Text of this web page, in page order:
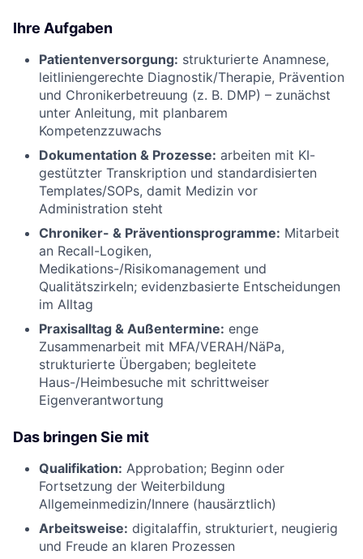
Ihre Aufgaben
Patientenversorgung: strukturierte Anamnese,
leitliniengerechte Diagnostik/Therapie, Prävention
und Chronikerbetreuung (z. B. DMP) – zunächst
unter Anleitung, mit planbarem
Kompetenzzuwachs
Dokumentation & Prozesse: arbeiten mit KI-
gestützter Transkription und standardisierten
Templates/SOPs, damit Medizin vor
Administration steht
Chroniker- & Präventionsprogramme: Mitarbeit
an Recall-Logiken,
Medikations-/Risikomanagement und
Qualitätszirkeln; evidenzbasierte Entscheidungen
im Alltag
Praxisalltag & Außentermine: enge
Zusammenarbeit mit MFA/VERAH/NäPa,
strukturierte Übergaben; begleitete
Haus-/Heimbesuche mit schrittweiser
Eigenverantwortung
Das bringen Sie mit
Qualifikation: Approbation; Beginn oder
Fortsetzung der Weiterbildung
Allgemeinmedizin/Innere (hausärztlich)
Arbeitsweise: digitalaffin, strukturiert, neugierig
und Freude an klaren Prozessen